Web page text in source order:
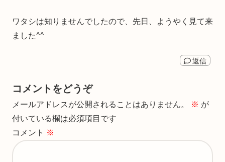
ワタシは知りませんでしたので、先日、ようやく見て来
ました^^
返信
コメントをどうぞ
メールアドレスが公開されることはありません。 ※ が
付いている欄は必須項目です
コメント ※